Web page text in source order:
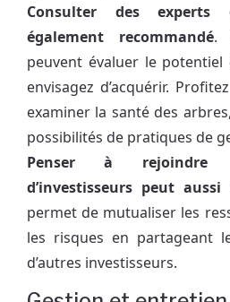
Consulter des
également recommandé.
peuvent évaluer le
envisagez d’acquérir.
examiner la santé des
possibilités de pratiques de
Penser à rejoindre
d’investisseurs peut
permet de mutualiser les
les risques en partageant
d’autres investisseurs.